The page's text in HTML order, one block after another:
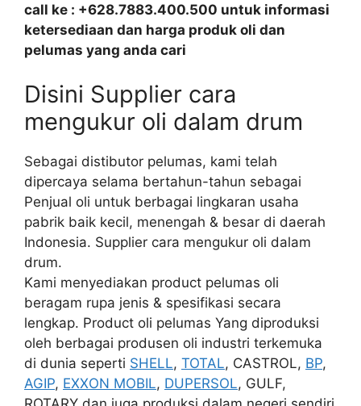
call ke : +628.7883.400.500 untuk informasi
ketersediaan dan harga produk oli dan
pelumas yang anda cari
Disini Supplier cara
mengukur oli dalam drum
Sebagai distibutor pelumas, kami telah
dipercaya selama bertahun-tahun sebagai
Penjual oli untuk berbagai lingkaran usaha
pabrik baik kecil, menengah & besar di daerah
Indonesia. Supplier cara mengukur oli dalam
drum.
Kami menyediakan product pelumas oli
beragam rupa jenis & spesifikasi secara
lengkap. Product oli pelumas Yang diproduksi
oleh berbagai produsen oli industri terkemuka
di dunia seperti SHELL, TOTAL, CASTROL, BP,
AGIP, EXXON MOBIL, DUPERSOL, GULF,